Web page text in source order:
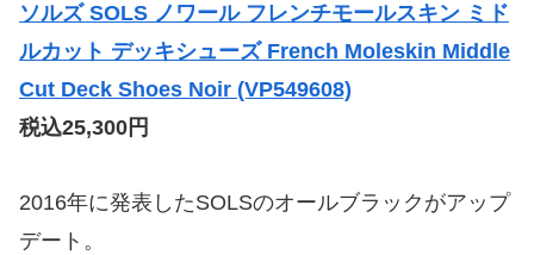
ソルズ SOLS ノワール フレンチモールスキン ミド
ルカット デッキシューズ French Moleskin Middle
Cut Deck Shoes Noir (VP549608)
税込25,300円
2016年に発表したSOLSのオールブラックがアップ
デート。